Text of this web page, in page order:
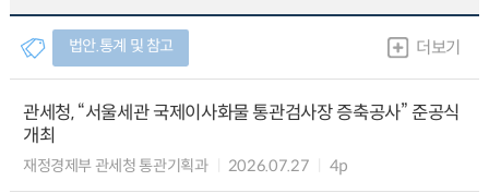
법안.통계 및 참고 더보기
관세청, “서울세관 국제이사화물 통관검사장 증축공사” 준공식
개최
재정경제부 관세청 통관기획과 2026.07.27 4p